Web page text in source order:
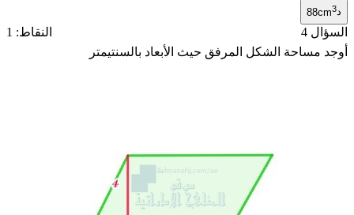
88cm3
السؤال 4
النقاط: 1
أوجد مساحة الشكل المرفق حيث الأبعاد بالسنتيمتر